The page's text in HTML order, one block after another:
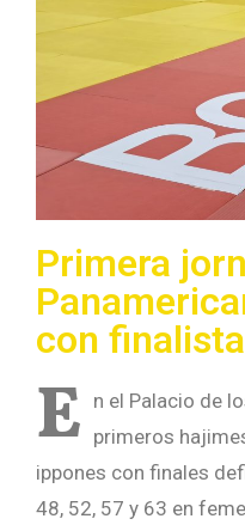
Primera
con
E n el Palacio de
primeros
ippones con finales
48, 52, 57 y 63 en